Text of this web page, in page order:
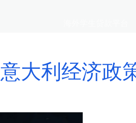
意大利经济政